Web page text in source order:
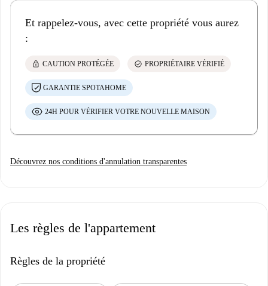
Et rappelez-vous, avec cette propriété vous aurez
:
lock CAUTION PROTÉGÉE check_circle PROPRIÉTAIRE VÉRIFIÉ
GARANTIE SPOTAHOME
24H POUR VÉRIFIER VOTRE NOUVELLE MAISON
Découvrez nos conditions d'annulation transparentes
Les règles de l'appartement
Règles de la propriété